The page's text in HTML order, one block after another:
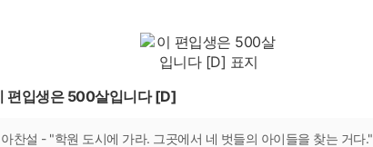
편입생은 500살입니다 [D]
아찬설 - "학원 도시에 가라. 그곳에서 네 벗들의 아이들을 찾는 거다."